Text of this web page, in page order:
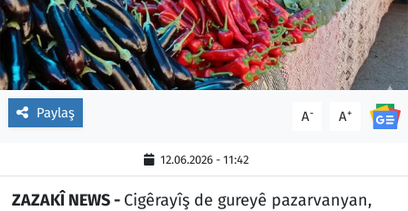
Paylaş A- A+
12.06.2026 - 11:42
ZAZAKÎ NEWS - Cigêrayîş de gureyê pazarvanyan,